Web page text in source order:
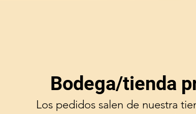
Bodega/tienda
Los pedidos salen de nuestra